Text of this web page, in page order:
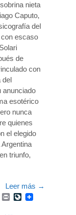
nieta
Caputo,
del
escaso
de
con
del
anunciado
esotérico
nunca
quienes
el elegido
Argentina
triunfo,
Leer más →
TwitterPrintLiveJournal